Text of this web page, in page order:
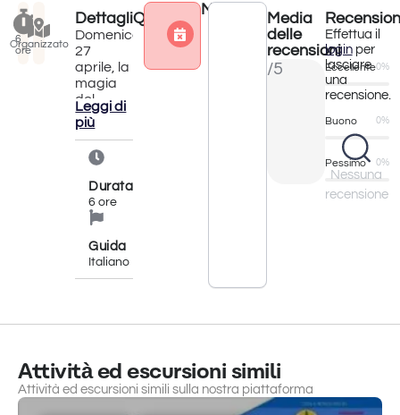
6
ore
Organizzato
Dettagli
Domenica
27
aprile, la
magia
del
mondo
di Willy
Wonka
prende
vita nel
cuore
della Sila
con
un’esperienza
pensata
per
Treno di
dalla
stazione
Leggi di
più
Durata
6 ore
Guida
Italiano
Quando?
Attività terminata
Meteo
Media
delle
recensioni
/5 Eccellente0%
Buono 0%
Pessimo 0%
Effettua il
login per
lasciare
una
recensione.
Nessuna
recensione
Attività ed escursioni simili
Attività ed escursioni simili sulla nostra piattaforma